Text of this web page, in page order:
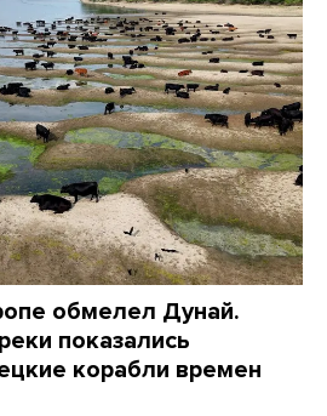
обмелел Дунай.
показались
корабли времен